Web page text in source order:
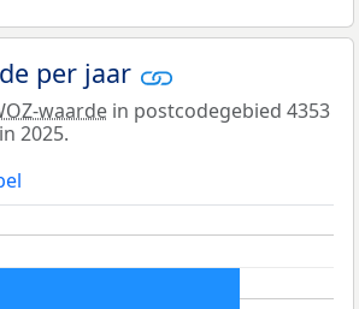
per jaar
waarde in postcodegebied 4353
2025.